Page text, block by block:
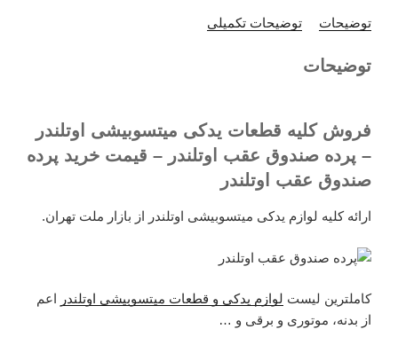
توضیحات توضیحات تکمیلی
توضیحات
فروش کلیه قطعات یدکی میتسوبیشی اوتلندر
– پرده صندوق عقب اوتلندر – قیمت خرید پرده
صندوق عقب اوتلندر
ارائه کلیه لوازم یدکی میتسوبیشی اوتلندر از بازار ملت تهران.
کاملترین لیست لوازم یدکی و قطعات میتسوبیشی اوتلندر اعم
از بدنه، موتوری و برقی و …